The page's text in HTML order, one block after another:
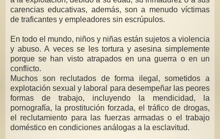
carencias educativas, además, son a menudo víctimas
de traficantes y empleadores sin escrúpulos.
En todo el mundo, niños y niñas están sujetos a violencia
y abuso. A veces se les tortura y asesina simplemente
porque se han visto atrapados en una guerra o en un
conflicto.
Muchos son reclutados de forma ilegal, sometidos a
explotación sexual y laboral para desempeñar las peores
formas de trabajo, incluyendo la mendicidad, la
pornografía, la prostitución forzada, el tráfico de drogas,
el reclutamiento para las fuerzas armadas o el trabajo
doméstico en condiciones análogas a la esclavitud.